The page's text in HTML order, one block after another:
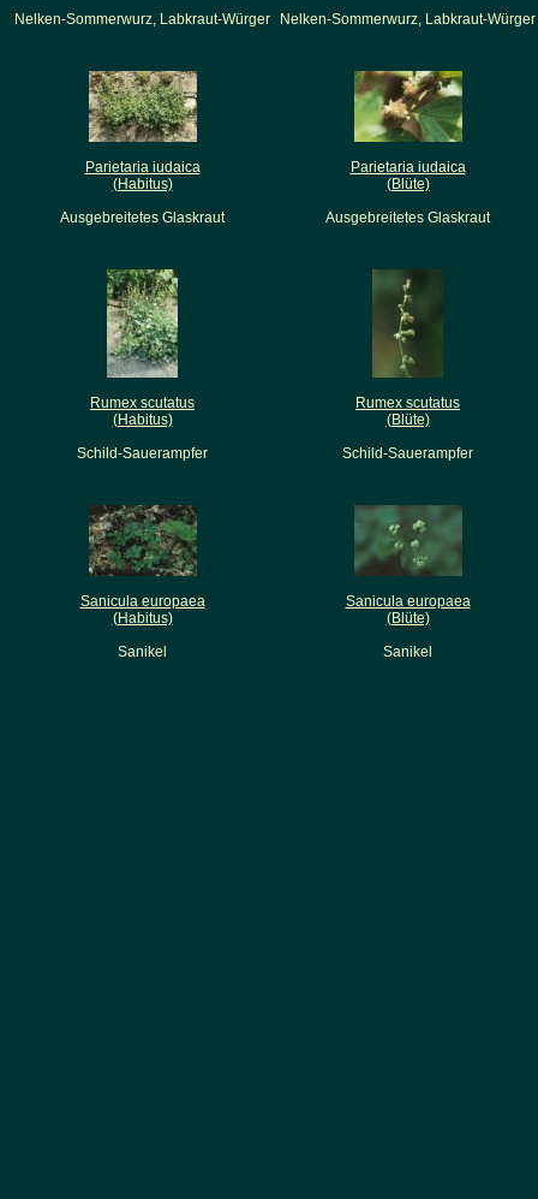
Nelken-Sommerwurz, Labkraut-Würger
Nelken-Sommerwurz, Labkraut-Würger
Parietaria iudaica
(Habitus)
Ausgebreitetes Glaskraut
Parietaria iudaica
(Blüte)
Ausgebreitetes Glaskraut
Rumex scutatus
(Habitus)
Schild-Sauerampfer
Rumex scutatus
(Blüte)
Schild-Sauerampfer
Sanicula europaea
(Habitus)
Sanikel
Sanicula europaea
(Blüte)
Sanikel